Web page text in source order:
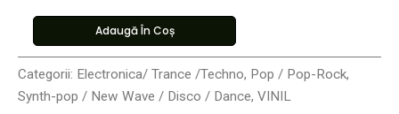
Adaugă În Coș
Categorii: Electronica/ Trance /Techno, Pop / Pop-Rock,
Synth-pop / New Wave / Disco / Dance, VINIL